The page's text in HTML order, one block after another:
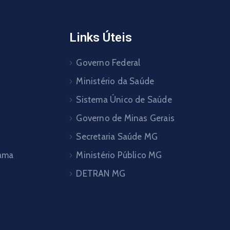
Links Úteis
Governo Federal
Ministério da Saúde
Sistema Único de Saúde
Governo de Minas Gerais
Secretaria Saúde MG
Ministério Público MG
DETRAN MG